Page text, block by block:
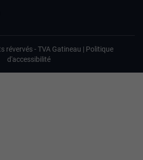
révervés -TVA Gatineau | Politique
d'accessibilité